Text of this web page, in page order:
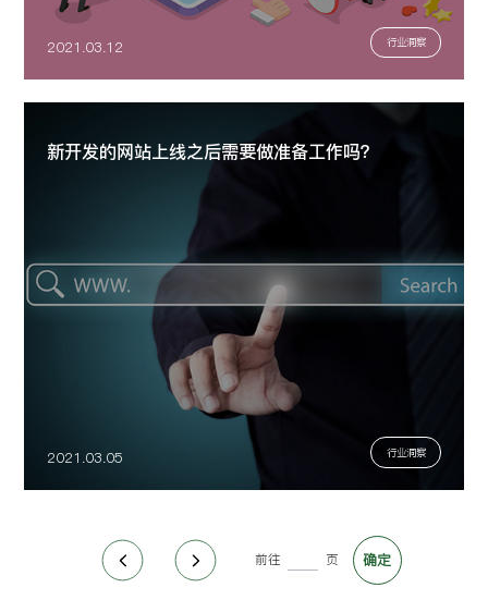
2021.03.12 行业洞察
新开发的网站上线之后需要做准备工作吗？
2021.03.05 行业洞察
前往 页